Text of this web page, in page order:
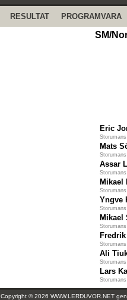
RESULTAT PROGRAMVARA
SM/
Eric
Mats
Assar
Mikael
Yngve
Mikael
Ali
Lars
Copyright © 2026 WWW.LERDUVOR.NET